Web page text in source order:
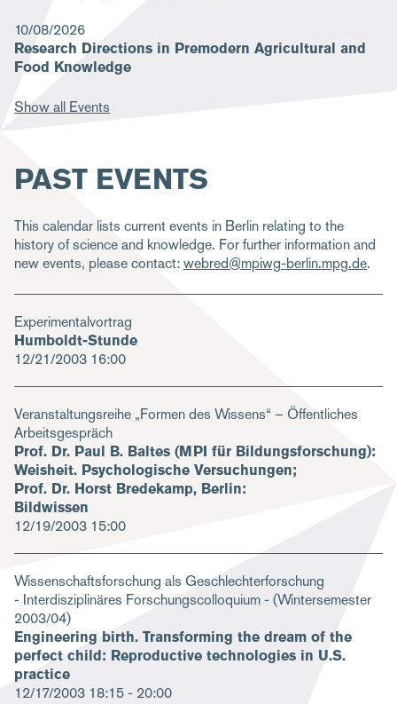
PAST EVENTS
This calendar lists current events in Berlin relating to the
history of science and knowledge. For further information and
new events, please contact:webred@mpiwg-berlin.mpg.de.
Experimentalvortrag
Humboldt-Stunde
12/21/2003 16:00
Veranstaltungsreihe „Formen des Wissens“ – Öffentliches
Arbeitsgespräch
Prof. Dr. Paul B. Baltes (MPI für Bildungsforschung):
Weisheit. Psychologische Versuchungen;
Prof. Dr. Horst Bredekamp, Berlin:
Bildwissen
12/19/2003 15:00
Wissenschaftsforschung als Geschlechterforschung
- Interdisziplinäres Forschungscolloquium - (Wintersemester
2003/04)
Engineering birth. Transforming the dream of the
perfect child: Reproductive technologies in U.S.
practice
12/17/2003 18:15 - 20:00
10/08/2026
Research Directions in Premodern Agricultural and
Food Knowledge
Show all Events